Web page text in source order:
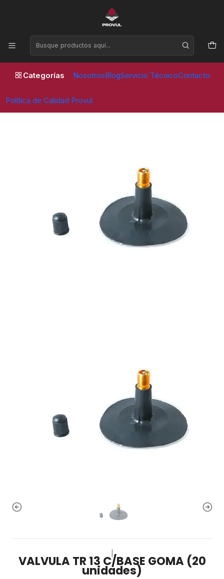
Categorías NosotrosBlogServicio TécnicoContacto
Política de Calidad Provul
Horario de atención Lunes a Viernes de 09:00 a 17:30 horas
Inicio Valvulas
VALVULA TR 13 C/BASE GOMA (20
unidades)